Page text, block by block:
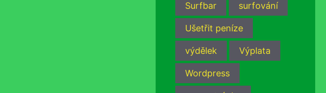
Surfbar surfování
Ušetřit peníze
výdělek Výplata
Wordpress